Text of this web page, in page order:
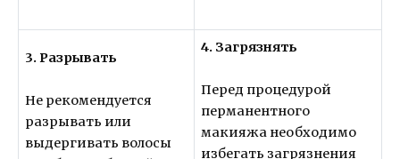
3. Разрывать
Не рекомендуется
разрывать или
выдергивать волосы
4. Загрязнять
Перед процедурой
перманентного
макияжа необходимо
избегать загрязнения